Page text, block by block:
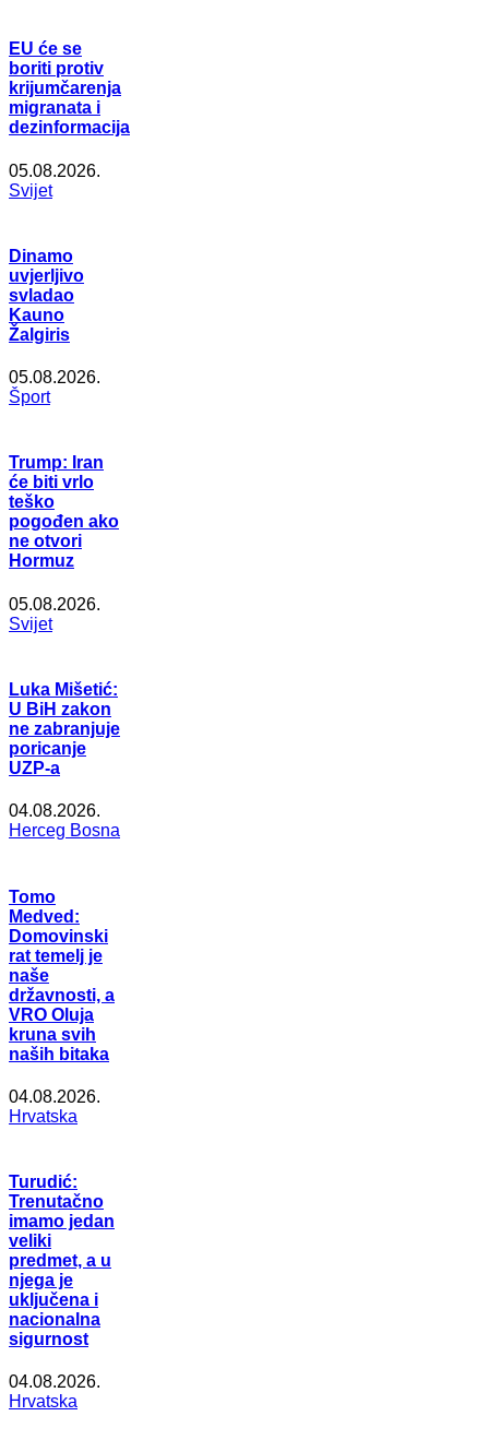
EU će se
boriti protiv
krijumčarenja
migranata i
dezinformacija
05.08.2026.
Svijet
Dinamo
uvjerljivo
svladao
Kauno
Žalgiris
05.08.2026.
Šport
Trump: Iran
će biti vrlo
teško
pogođen ako
ne otvori
Hormuz
05.08.2026.
Svijet
Luka Mišetić:
U BiH zakon
ne zabranjuje
poricanje
UZP-a
04.08.2026.
Herceg Bosna
Tomo
Medved:
Domovinski
rat temelj je
naše
državnosti, a
VRO Oluja
kruna svih
naših bitaka
04.08.2026.
Hrvatska
Turudić:
Trenutačno
imamo jedan
veliki
predmet, a u
njega je
uključena i
nacionalna
sigurnost
04.08.2026.
Hrvatska